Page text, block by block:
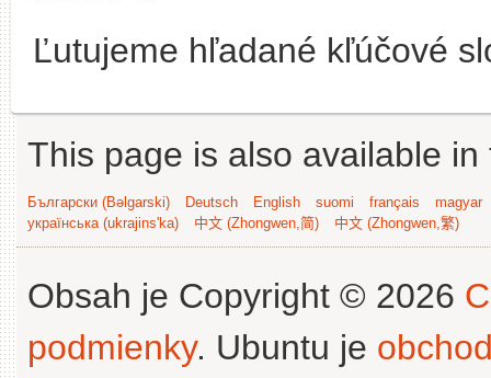
Ľutujeme hľadané kľúčové
This page is also available
Български (Bəlgarski) Deutsch English suomi français
magyar
українська (ukrajins'ka)
中文 (Zhongwen,简) 中文 (Zhongwen,繁)
Obsah je Copyright © 2026
podmienky. Ubuntu je